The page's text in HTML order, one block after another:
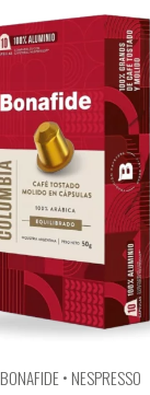
BONAFIDE • NESPRESSO